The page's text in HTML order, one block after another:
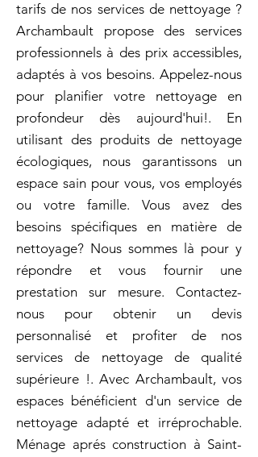
tarifs de nos services de nettoyage ?
Archambault propose des services
professionnels à des prix accessibles,
adaptés à vos besoins. Appelez-nous
pour planifier votre nettoyage en
profondeur dès aujourd'hui!. En
utilisant des produits de nettoyage
écologiques, nous garantissons un
espace sain pour vous, vos employés
ou votre famille. Vous avez des
besoins spécifiques en matière de
nettoyage? Nous sommes là pour y
répondre et vous fournir une
prestation sur mesure. Contactez-
nous pour obtenir un devis
personnalisé et profiter de nos
services de nettoyage de qualité
supérieure !. Avec Archambault, vos
espaces bénéficient d'un service de
nettoyage adapté et irréprochable.
Ménage aprés construction à Saint-